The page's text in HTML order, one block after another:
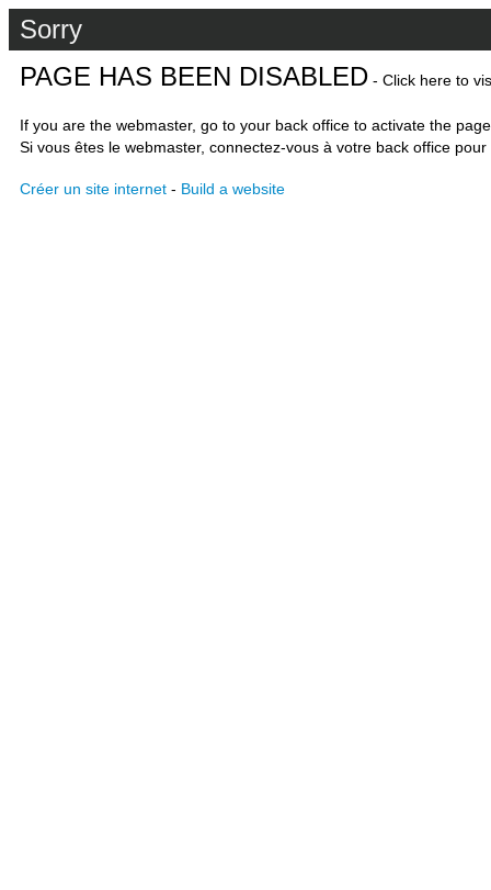
Sorry
PAGE HAS BEEN DISABLED - Click here to
If you are the webmaster, go to your back office to activate the
Si vous êtes le webmaster, connectez-vous à votre back office
Créer un site internet - Build a website